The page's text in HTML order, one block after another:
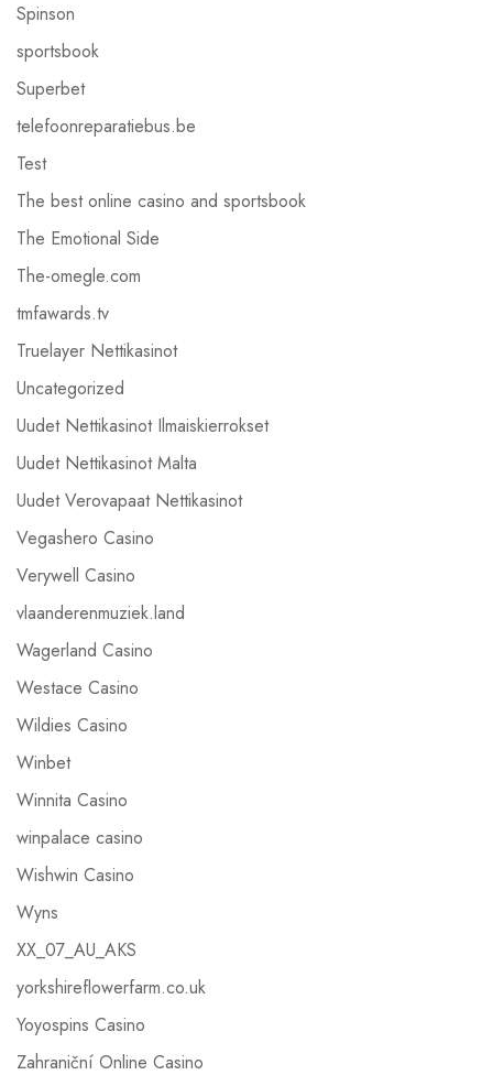
Spinson
sportsbook
Superbet
telefoonreparatiebus.be
Test
The best online casino and sportsbook
The Emotional Side
The-omegle.com
tmfawards.tv
Truelayer Nettikasinot
Uncategorized
Uudet Nettikasinot Ilmaiskierrokset
Uudet Nettikasinot Malta
Uudet Verovapaat Nettikasinot
Vegashero Casino
Verywell Casino
vlaanderenmuziek.land
Wagerland Casino
Westace Casino
Wildies Casino
Winbet
Winnita Casino
winpalace casino
Wishwin Casino
Wyns
XX_07_AU_AKS
yorkshireflowerfarm.co.uk
Yoyospins Casino
Zahraniční Online Casino